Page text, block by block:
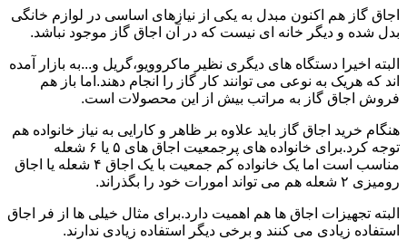
اجاق گاز هم اکنون مبدل به یکی از نیازهای اساسی در لوازم خانگی
بدل شده و دیگر خانه ای نیست که در آن اجاق گاز موجود نباشد.
البته اخیرا دستگاه های دیگری نظیر ماکروویو،گریل و...به بازار آمده
اند که هریک به نوعی می توانند کار گاز را انجام دهند.اما باز هم
فروش اجاق گاز به مراتب بیش از این محصولات است.
هنگام خرید اجاق گاز باید علاوه بر ظاهر و کارایی به نیاز خانواده هم
توجه کرد.برای خانواده های پرجمعیت اجاق های ۵ یا ۶ شعله
مناسب است اما یک خانواده کم جمعیت با یک اجاق ۴ شعله یا اجاق
رومیزی ۲ شعله هم می تواند امورات خود را بگذراند.
البته تجهیزات اجاق ها هم اهمیت دارد.برای مثال خیلی ها از فر اجاق
استفاده زیادی می کنند و برخی دیگر استفاده زیادی ندارند.